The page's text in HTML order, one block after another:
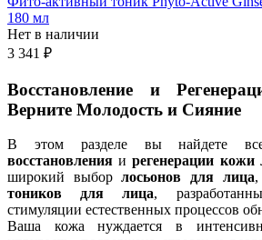
180 мл
Нет в наличии
3 341 ₽
Восстановление и
Верните Молодость и Сияние
В этом разделе вы найдете
восстановления ирегенерации кожи
широкий выборлосьонов для лица
тоников для лица,
стимуляции естественных процессов
Ваша кожа нуждается в